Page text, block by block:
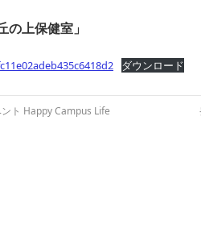
の上保健室」
ダウンロード
ト Happy Campus Life